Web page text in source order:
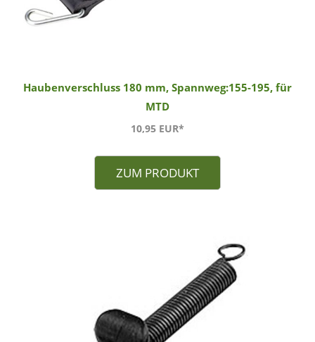
Haubenverschluss 180 mm, Spannweg:155-195, für
MTD
10,95 EUR*
ZUM PRODUKT